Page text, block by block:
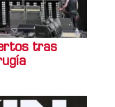
tras